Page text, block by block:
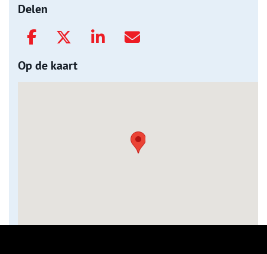
Delen
Op de kaart